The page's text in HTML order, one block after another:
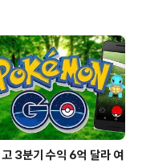
3분기 수익 6억 달라 여